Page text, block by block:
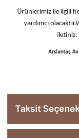
Ürünlerimiz ile ilgili
yardımcı
Arslantaş Av
Taksit